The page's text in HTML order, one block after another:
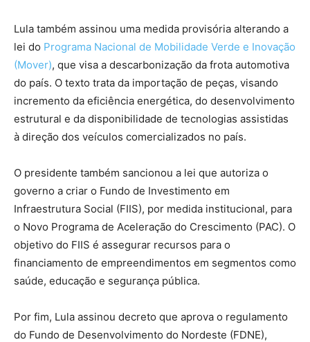
Lula também assinou uma medida provisória alterando a
lei do Programa Nacional de Mobilidade Verde e Inovação
(Mover), que visa a descarbonização da frota automotiva
do país. O texto trata da importação de peças, visando
incremento da eficiência energética, do desenvolvimento
estrutural e da disponibilidade de tecnologias assistidas
à direção dos veículos comercializados no país.
O presidente também sancionou a lei que autoriza o
governo a criar o Fundo de Investimento em
Infraestrutura Social (FIIS), por medida institucional, para
o Novo Programa de Aceleração do Crescimento (PAC). O
objetivo do FIIS é assegurar recursos para o
financiamento de empreendimentos em segmentos como
saúde, educação e segurança pública.
Por fim, Lula assinou decreto que aprova o regulamento
do Fundo de Desenvolvimento do Nordeste (FDNE),